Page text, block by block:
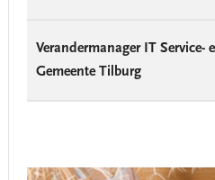
Verandermanager IT Service-
Gemeente Tilburg